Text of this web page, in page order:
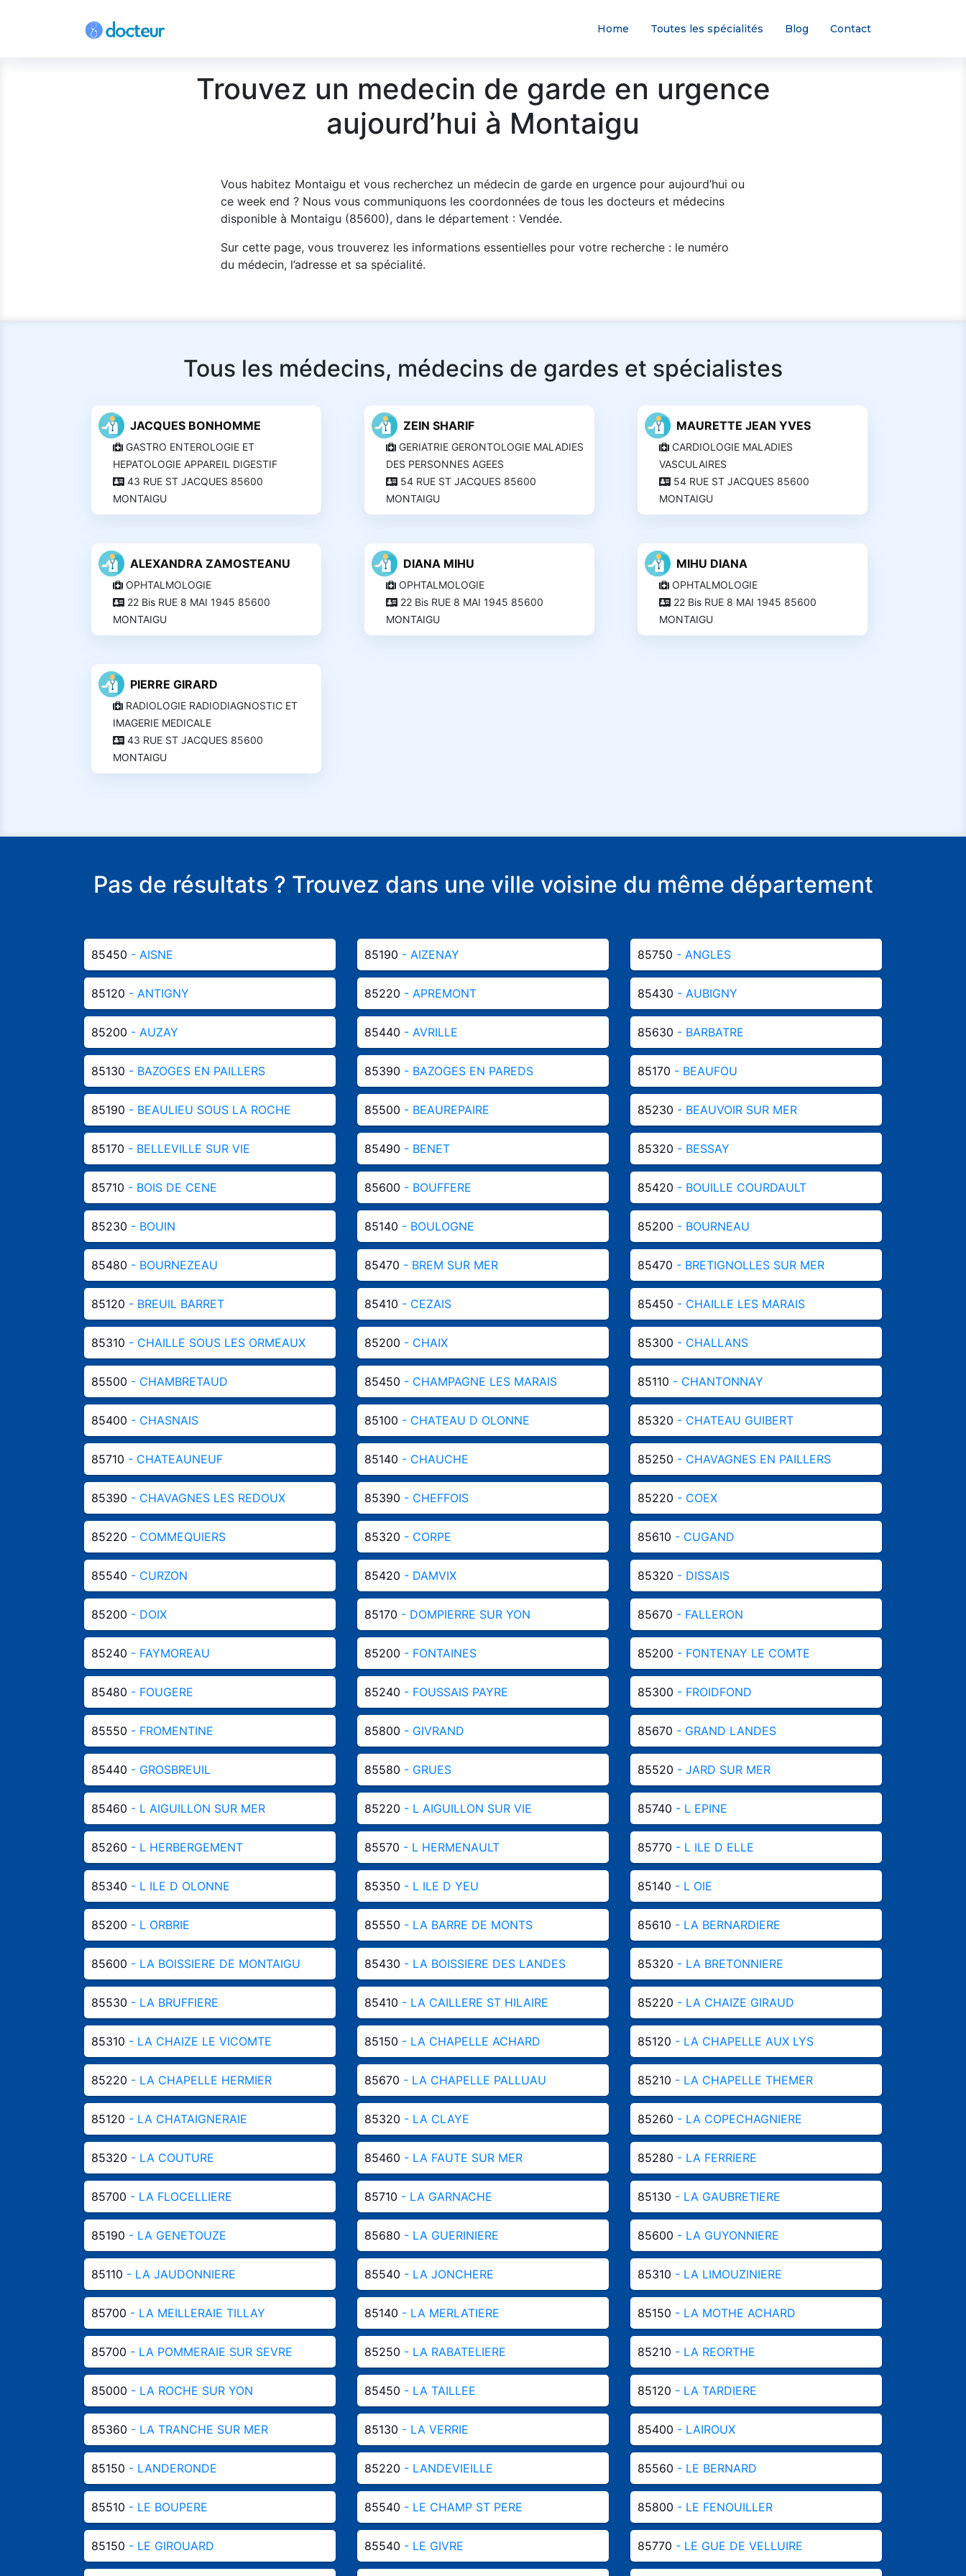
Home Toutes les spécialités Blog Contact
Trouvez un medecin de garde en urgence
aujourd’hui à Montaigu
Vous habitez Montaigu et vous recherchez un médecin de garde en urgence pour aujourd’hui ou
ce week end ? Nous vous communiquons les coordonnées de tous les docteurs et médecins
disponible à Montaigu (85600), dans le département : Vendée.
Sur cette page, vous trouverez les informations essentielles pour votre recherche : le numéro
du médecin, l’adresse et sa spécialité.
Tous les médecins, médecins de gardes et spécialistes
JACQUES BONHOMME
GASTRO ENTEROLOGIE ET
HEPATOLOGIE APPAREIL DIGESTIF
43 RUE ST JACQUES 85600
MONTAIGU
ZEIN SHARIF
GERIATRIE GERONTOLOGIE MALADIES
DES PERSONNES AGEES
54 RUE ST JACQUES 85600
MONTAIGU
MAURETTE JEAN YVES
CARDIOLOGIE MALADIES
VASCULAIRES
54 RUE ST JACQUES 85600
MONTAIGU
ALEXANDRA ZAMOSTEANU
OPHTALMOLOGIE
22 Bis RUE 8 MAI 1945 85600
MONTAIGU
DIANA MIHU
OPHTALMOLOGIE
22 Bis RUE 8 MAI 1945 85600
MONTAIGU
MIHU DIANA
OPHTALMOLOGIE
22 Bis RUE 8 MAI 1945 85600
MONTAIGU
PIERRE GIRARD
RADIOLOGIE RADIODIAGNOSTIC ET
IMAGERIE MEDICALE
43 RUE ST JACQUES 85600
MONTAIGU
Pas de résultats ? Trouvez dans une ville voisine du même département
85450 - AISNE 85190 - AIZENAY 85750 - ANGLES
85120 - ANTIGNY 85220 - APREMONT 85430 - AUBIGNY
85200 - AUZAY 85440 - AVRILLE 85630 - BARBATRE
85130 - BAZOGES EN PAILLERS 85390 - BAZOGES EN PAREDS 85170 - BEAUFOU
85190 - BEAULIEU SOUS LA ROCHE 85500 - BEAUREPAIRE 85230 - BEAUVOIR SUR MER
85170 - BELLEVILLE SUR VIE 85490 - BENET 85320 - BESSAY
85710 - BOIS DE CENE 85600 - BOUFFERE 85420 - BOUILLE COURDAULT
85230 - BOUIN 85140 - BOULOGNE 85200 - BOURNEAU
85480 - BOURNEZEAU 85470 - BREM SUR MER 85470 - BRETIGNOLLES SUR MER
85120 - BREUIL BARRET 85410 - CEZAIS 85450 - CHAILLE LES MARAIS
85310 - CHAILLE SOUS LES ORMEAUX 85200 - CHAIX 85300 - CHALLANS
85500 - CHAMBRETAUD 85450 - CHAMPAGNE LES MARAIS 85110 - CHANTONNAY
85400 - CHASNAIS 85100 - CHATEAU D OLONNE 85320 - CHATEAU GUIBERT
85710 - CHATEAUNEUF 85140 - CHAUCHE 85250 - CHAVAGNES EN PAILLERS
85390 - CHAVAGNES LES REDOUX 85390 - CHEFFOIS 85220 - COEX
85220 - COMMEQUIERS 85320 - CORPE 85610 - CUGAND
85540 - CURZON 85420 - DAMVIX 85320 - DISSAIS
85200 - DOIX 85170 - DOMPIERRE SUR YON 85670 - FALLERON
85240 - FAYMOREAU 85200 - FONTAINES 85200 - FONTENAY LE COMTE
85480 - FOUGERE 85240 - FOUSSAIS PAYRE 85300 - FROIDFOND
85550 - FROMENTINE 85800 - GIVRAND 85670 - GRAND LANDES
85440 - GROSBREUIL 85580 - GRUES 85520 - JARD SUR MER
85460 - L AIGUILLON SUR MER 85220 - L AIGUILLON SUR VIE 85740 - L EPINE
85260 - L HERBERGEMENT 85570 - L HERMENAULT 85770 - L ILE D ELLE
85340 - L ILE D OLONNE 85350 - L ILE D YEU 85140 - L OIE
85200 - L ORBRIE 85550 - LA BARRE DE MONTS 85610 - LA BERNARDIERE
85600 - LA BOISSIERE DE MONTAIGU 85430 - LA BOISSIERE DES LANDES 85320 - LA BRETONNIERE
85530 - LA BRUFFIERE 85410 - LA CAILLERE ST HILAIRE 85220 - LA CHAIZE GIRAUD
85310 - LA CHAIZE LE VICOMTE 85150 - LA CHAPELLE ACHARD 85120 - LA CHAPELLE AUX LYS
85220 - LA CHAPELLE HERMIER 85670 - LA CHAPELLE PALLUAU 85210 - LA CHAPELLE THEMER
85120 - LA CHATAIGNERAIE 85320 - LA CLAYE 85260 - LA COPECHAGNIERE
85320 - LA COUTURE 85460 - LA FAUTE SUR MER 85280 - LA FERRIERE
85700 - LA FLOCELLIERE 85710 - LA GARNACHE 85130 - LA GAUBRETIERE
85190 - LA GENETOUZE 85680 - LA GUERINIERE 85600 - LA GUYONNIERE
85110 - LA JAUDONNIERE 85540 - LA JONCHERE 85310 - LA LIMOUZINIERE
85700 - LA MEILLERAIE TILLAY 85140 - LA MERLATIERE 85150 - LA MOTHE ACHARD
85700 - LA POMMERAIE SUR SEVRE 85250 - LA RABATELIERE 85210 - LA REORTHE
85000 - LA ROCHE SUR YON 85450 - LA TAILLEE 85120 - LA TARDIERE
85360 - LA TRANCHE SUR MER 85130 - LA VERRIE 85400 - LAIROUX
85150 - LANDERONDE 85220 - LANDEVIEILLE 85560 - LE BERNARD
85510 - LE BOUPERE 85540 - LE CHAMP ST PERE 85800 - LE FENOUILLER
85150 - LE GIROUARD 85540 - LE GIVRE 85770 - LE GUE DE VELLUIRE